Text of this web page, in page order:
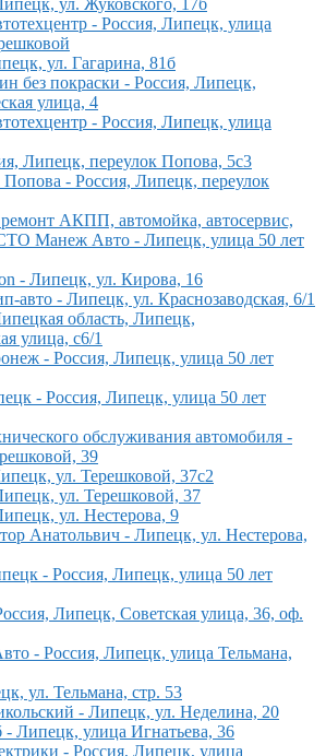
- Россия, Липецк, улица
ул. Гагарина, 81б
без покраски - Россия, Липецк,
улица, 4
- Россия, Липецк, улица
Липецк, переулок Попова, 5с3
Попова - Россия, Липецк, переулок
АКПП, автомойка, автосервис,
Манеж Авто - Липецк, улица 50 лет
- Липецк, ул. Кирова, 16
авто - Липецк, ул. Краснозаводская, 6/1
область, Липецк,
улица, с6/1
- Россия, Липецк, улица 50 лет
- Россия, Липецк, улица 50 лет
обслуживания автомобиля -
39
ул. Терешковой, 37с2
ул. Терешковой, 37
ул. Нестерова, 9
Анатольвич - Липецк, ул. Нестерова,
- Россия, Липецк, улица 50 лет
Липецк, Советская улица, 36, оф.
- Россия, Липецк, улица Тельмана,
ул. Тельмана, стр. 53
- Липецк, ул. Неделина, 20
- Липецк, улица Игнатьева, 36
- Россия, Липецк, улица